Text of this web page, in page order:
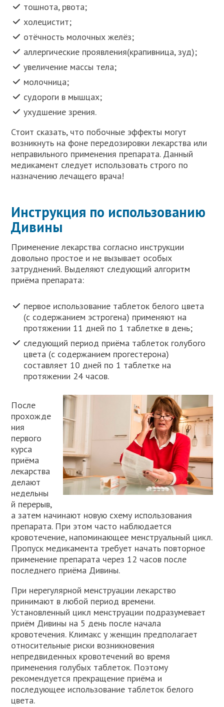
тошнота, рвота;
холецистит;
отёчность молочных желёз;
аллергические проявления(крапивница, зуд);
увеличение массы тела;
молочница;
судороги в мышцах;
ухудшение зрения.
Стоит сказать, что побочные эффекты могут
возникнуть на фоне передозировки лекарства или
неправильного применения препарата. Данный
медикамент следует использовать строго по
назначению лечащего врача!
Инструкция по использованию
Дивины
Применение лекарства согласно инструкции
довольно простое и не вызывает особых
затруднений. Выделяют следующий алгоритм
приёма препарата:
первое использование таблеток белого цвета
(с содержанием эстрогена) применяют на
протяжении 11 дней по 1 таблетке в день;
следующий период приёма таблеток голубого
цвета (с содержанием прогестерона)
составляет 10 дней по 1 таблетке на
протяжении 24 часов.
После
прохожде
ния
первого
курса
приёма
лекарства
делают
недельны
й перерыв,
а затем начинают новую схему использования
препарата. При этом часто наблюдается
кровотечение, напоминающее менструальный цикл.
Пропуск медикамента требует начать повторное
применение препарата через 12 часов после
последнего приёма Дивины.
При нерегулярной менструации лекарство
принимают в любой период времени.
Установленный цикл менструации подразумевает
приём Дивины на 5 день после начала
кровотечения. Климакс у женщин предполагает
относительные риски возникновения
непредвиденных кровотечений во время
применения голубых таблеток. Поэтому
рекомендуется прекращение приёма и
последующее использование таблеток белого
цвета.